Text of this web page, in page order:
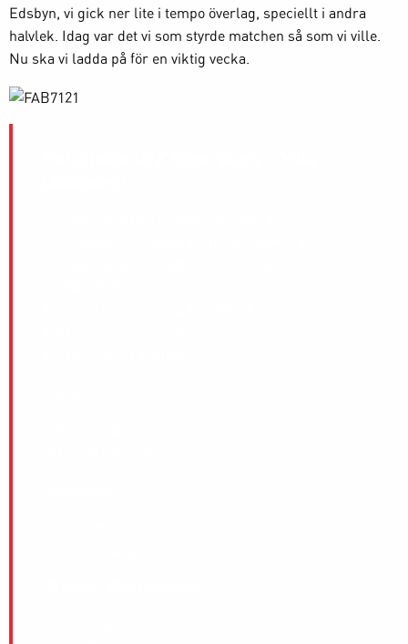
Edsbyn, vi gick ner lite i tempo överlag, speciellt i andra
halvlek. Idag var det vi som styrde matchen så som vi ville.
Nu ska vi ladda på för en viktig vecka.